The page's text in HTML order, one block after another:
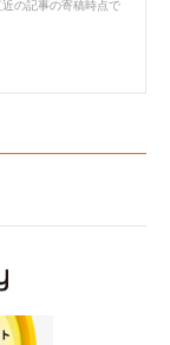
の記事の寄稿時点で